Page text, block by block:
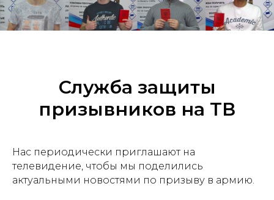
Служба защиты
призывников на ТВ
Нас периодически приглашают на
телевидение, чтобы мы поделились
актуальными новостями по призыву в армию.